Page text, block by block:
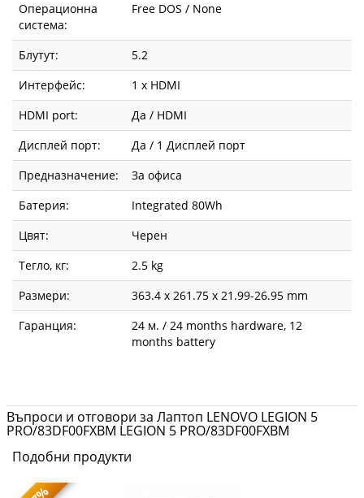
Операционна
система:
Free DOS / None
Блутут:
5.2
Интерфейс:
1 x HDMI
HDMI port:
Да / HDMI
Дисплей порт:
Да / 1 Дисплей порт
Предназначение:
За офиса
Батерия:
Integrated 80Wh
Цвят:
Черен
Тегло, кг:
2.5 kg
Размери:
363.4 x 261.75 x 21.99-26.95 mm
Гаранция:
24 м. / 24 months hardware, 12
months battery
Въпроси и отговори за Лаптоп LENOVO LEGION 5
PRO/83DF00FXBM LEGION 5 PRO/83DF00FXBM
Подобни продукти